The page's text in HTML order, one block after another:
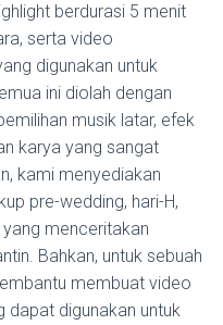
berdurasi 5 menit
serta video
digunakan untuk
ini diolah dengan
musik latar, efek
karya yang sangat
kami menyediakan
pre-wedding, hari-H,
yang menceritakan
Bahkan, untuk sebuah
membuat video
digunakan untuk